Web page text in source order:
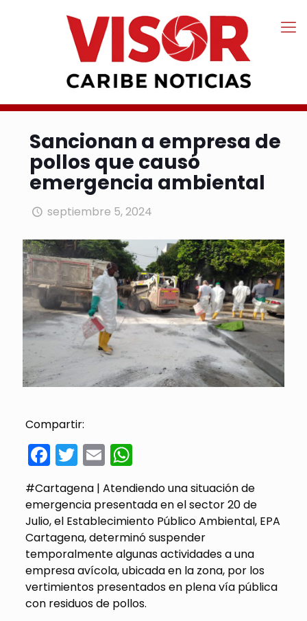
Sancionan a empresa de
pollos que causó
emergencia ambiental
septiembre 5, 2024
Compartir:
Facebook
Twitter
EmailWhatsApp
#Cartagena | Atendiendo una situación de
emergencia presentada en el sector 20 de
Julio, el Establecimiento Público Ambiental, EPA
Cartagena, determinó suspender
temporalmente algunas actividades a una
empresa avícola, ubicada en la zona, por los
vertimientos presentados en plena vía pública
con residuos de pollos.